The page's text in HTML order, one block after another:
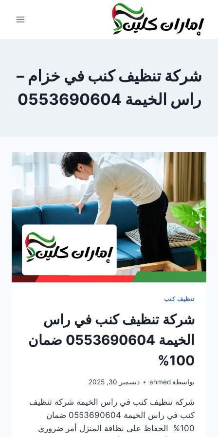
المحتوى
شركة تنظيف كنب في خزام –
راس الخيمة 0553690604
تنظيف كنب
شركة تنظيف كنب في راس
الخيمة 0553690604 ضمان
100%
بواسطة ahmed ديسمبر 30, 2025
شركة تنظيف كنب في راس الخيمة شركة تنظيف
كنب في راس الخيمة 0553690604 ضمان
100% الحفاظ على نظافة المنزل أمر ضروري